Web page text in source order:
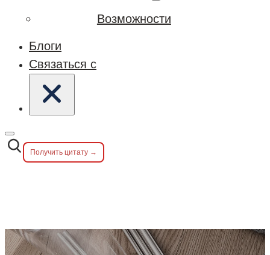
Возможности
Блоги
Связаться с
Получить цитату →